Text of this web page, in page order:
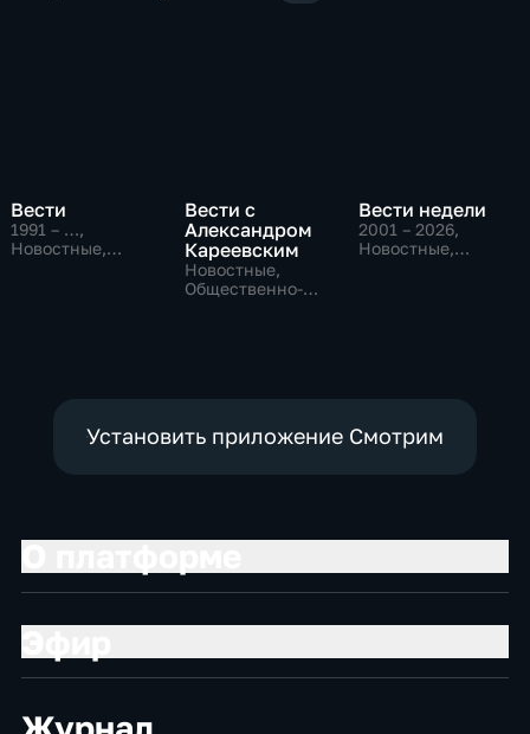
Вести
1991 – …,
Новостные,
Вести с
Александром
Кареевским
Новостные,
Общественно-
Вести недели
2001 – 2026,
Новостные,
Установить приложение Смотрим